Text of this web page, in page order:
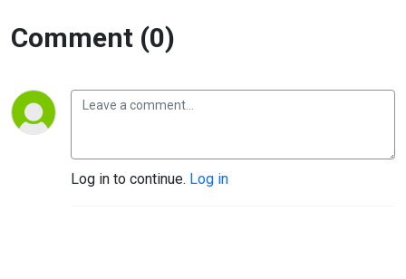
Comment (0)
Log in to continue. Log in